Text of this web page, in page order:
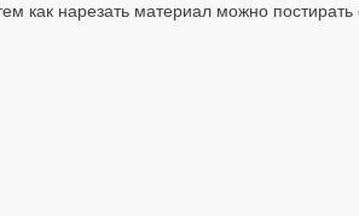
как нарезать материал можно постирать